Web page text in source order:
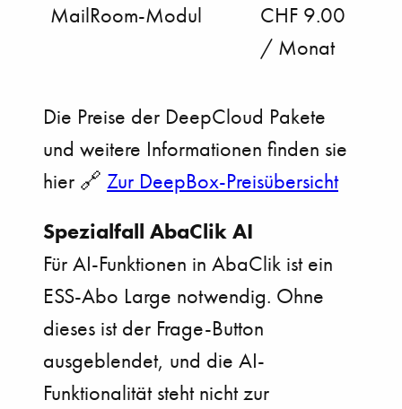
MailRoom-Modul
CHF 9.00
/ Monat
Die Preise der DeepCloud Pakete
und weitere Informationen finden sie
hier 🔗 Zur DeepBox-Preisübersicht
Spezialfall AbaClik AI
Für AI-Funktionen in AbaClik ist ein
ESS-Abo Large notwendig. Ohne
dieses ist der Frage-Button
ausgeblendet, und die AI-
Funktionalität steht nicht zur